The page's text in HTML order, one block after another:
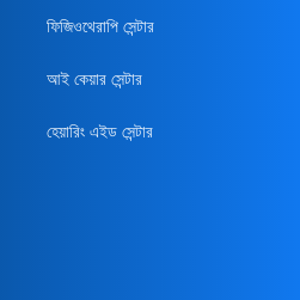
ফিজিওথেরাপি সেন্টার
আই কেয়ার সেন্টার
হেয়ারিং এইড সেন্টার